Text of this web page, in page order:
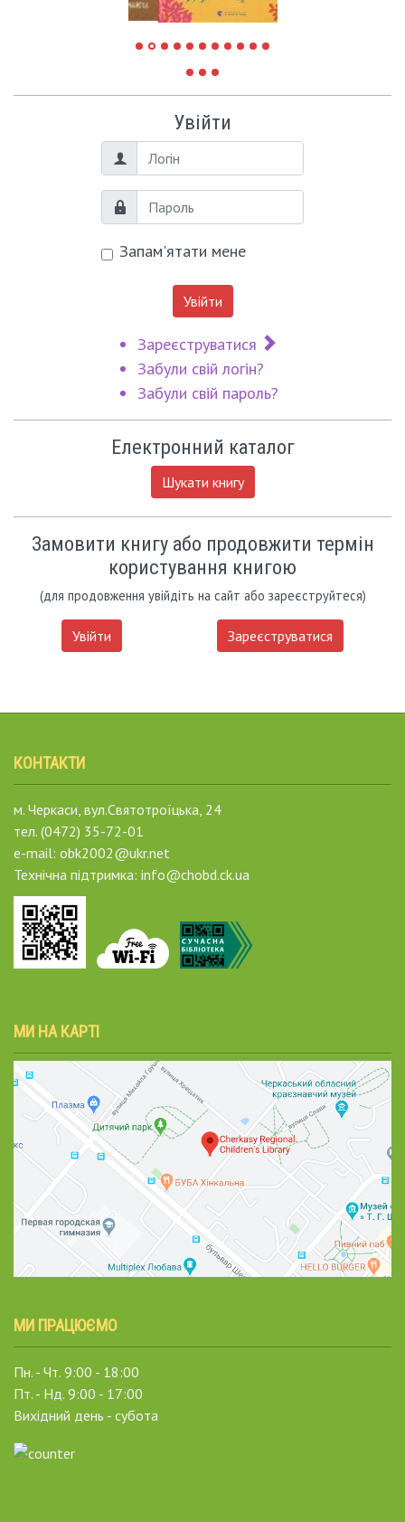
Увійти
Логін
Пароль
Запам'ятати мене
Увійти
Зареєструватися
Забули свій логін?
Забули свій пароль?
Електронний каталог
Шукати книгу
Замовити книгу або продовжити термін
користування книгою
(для продовження увійдіть на сайт або зареєструйтеся)
Увійти Зареєструватися
КОНТАКТИ
м. Черкаси, вул.Святотроїцька, 24
тел. (0472) 35-72-01
e-mail: obk2002@ukr.net
Технічна підтримка: info@chobd.ck.ua
МИ НА КАРТІ
МИ ПРАЦЮЄМО
Пн. - Чт. 9:00 - 18:00
Пт. - Нд. 9:00 - 17:00
Вихідний день - субота